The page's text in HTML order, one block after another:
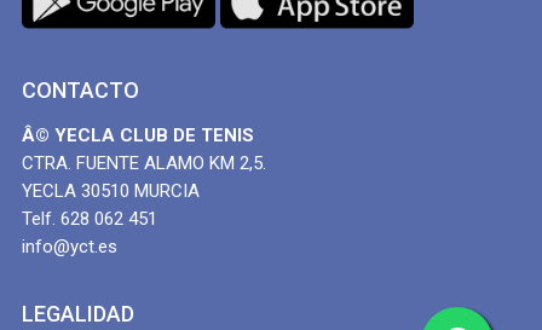
CONTACTO
Â© YECLA CLUB DE TENIS
CTRA. FUENTE ALAMO KM 2,5.
YECLA 30510 MURCIA
Telf. 628 062 451
info@yct.es
LEGALIDAD